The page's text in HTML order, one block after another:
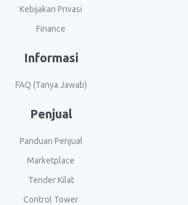
Kebijakan Privasi
Finance
Informasi
FAQ (Tanya Jawab)
Penjual
Panduan Penjual
Marketplace
Tender Kilat
Control Tower